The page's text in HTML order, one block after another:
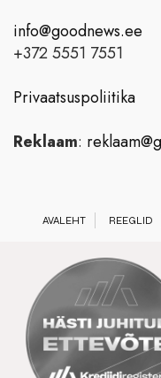
info@goodnews.ee
+372 5551 7551
Privaatsuspoliitika
Reklaam:
AVALEHT REEGLID